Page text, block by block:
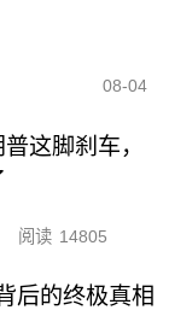
08-04
这脚刹车，
阅读 14805
后的终极真相